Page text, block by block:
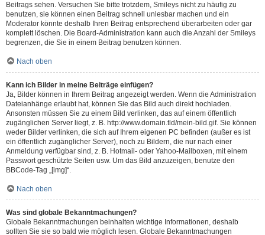
Beitrags sehen. Versuchen Sie bitte trotzdem, Smileys nicht zu häufig zu
benutzen, sie können einen Beitrag schnell unlesbar machen und ein
Moderator könnte deshalb Ihren Beitrag entsprechend überarbeiten oder gar
komplett löschen. Die Board-Administration kann auch die Anzahl der Smileys
begrenzen, die Sie in einem Beitrag benutzen können.
Nach oben
Kann ich Bilder in meine Beiträge einfügen?
Ja, Bilder können in Ihrem Beitrag angezeigt werden. Wenn die Administration
Dateianhänge erlaubt hat, können Sie das Bild auch direkt hochladen.
Ansonsten müssen Sie zu einem Bild verlinken, das auf einem öffentlich
zugänglichen Server liegt, z. B. http://www.domain.tld/mein-bild.gif. Sie können
weder Bilder verlinken, die sich auf Ihrem eigenen PC befinden (außer es ist
ein öffentlich zugänglicher Server), noch zu Bildern, die nur nach einer
Anmeldung verfügbar sind, z. B. Hotmail- oder Yahoo-Mailboxen, mit einem
Passwort geschützte Seiten usw. Um das Bild anzuzeigen, benutze den
BBCode-Tag „[img]“.
Nach oben
Was sind globale Bekanntmachungen?
Globale Bekanntmachungen beinhalten wichtige Informationen, deshalb
sollten Sie sie so bald wie möglich lesen. Globale Bekanntmachungen